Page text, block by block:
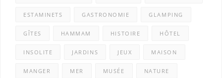
ESTAMINETS GASTRONOMIE GLAMPING
GÎTES HAMMAM HISTOIRE HÔTEL
INSOLITE JARDINS JEUX MAISON
MANGER MER MUSÉE NATURE